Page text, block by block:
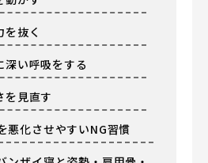
を抜く
深い呼吸をする
を見直す
悪化させやすいNG習慣